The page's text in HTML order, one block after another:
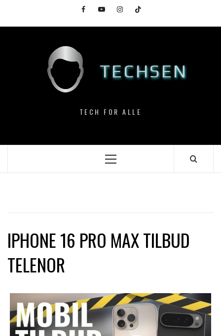
content
FacebookYouTubeInstagramTikTok
TECHSEN
TECH FOR ALLE
Primary
IPHONE 16 PRO MAX TILBUD
TELENOR